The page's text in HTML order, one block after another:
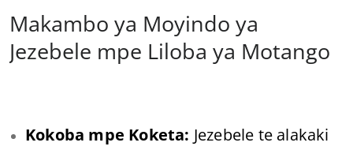
Makambo ya Moyindo ya
Jezebele mpe Liloba ya Motango
Kokoba mpe Koketa: Jezebele te alakaki